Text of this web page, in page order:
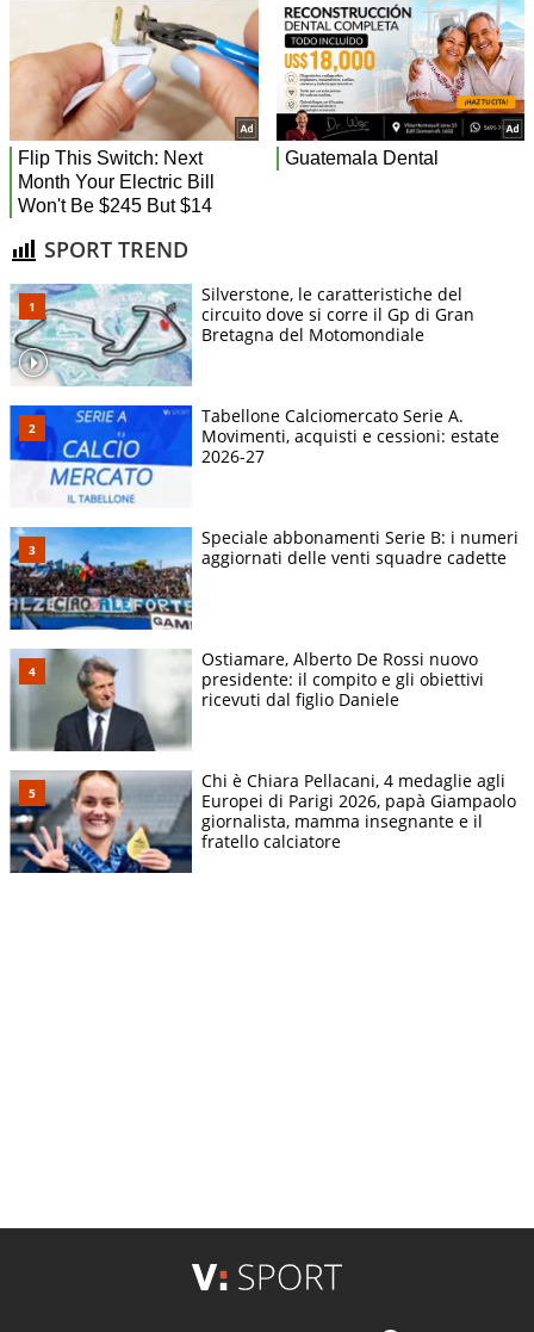
SPORT TREND
Silverstone, le caratteristiche del
circuito dove si corre il Gp di Gran
Bretagna del Motomondiale
Tabellone Calciomercato Serie A.
Movimenti, acquisti e cessioni: estate
2026-27
Speciale abbonamenti Serie B: i numeri
aggiornati delle venti squadre cadette
Ostiamare, Alberto De Rossi nuovo
presidente: il compito e gli obiettivi
ricevuti dal figlio Daniele
Chi è Chiara Pellacani, 4 medaglie agli
Europei di Parigi 2026, papà Giampaolo
giornalista, mamma insegnante e il
fratello calciatore